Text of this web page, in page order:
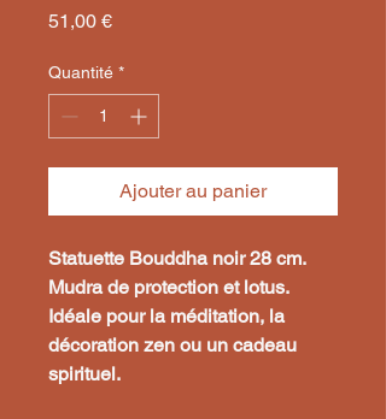
51,00 €Prix
Quantité *
Ajouter au panier
Statuette Bouddha noir 28 cm.
Mudra de protection et lotus.
Idéale pour la méditation, la
décoration zen ou un cadeau
spirituel.